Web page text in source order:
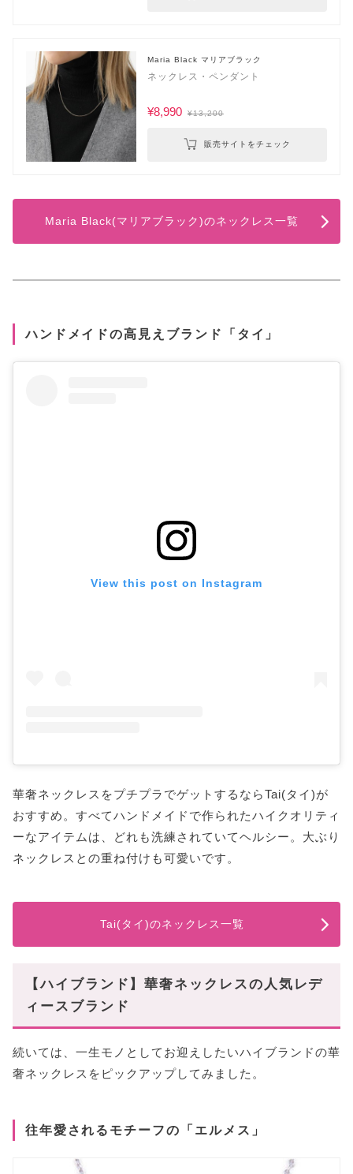
Maria Black マリアブラック
ネックレス・ペンダント
¥8,990 ¥13,200
販売サイトをチェック
Maria Black(マリアブラック)のネックレス一覧
ハンドメイドの高見えブランド「タイ」
View this post on Instagram
華奢ネックレスをプチプラでゲットするならTai(タイ)が
おすすめ。すべてハンドメイドで作られたハイクオリティ
ーなアイテムは、どれも洗練されていてヘルシー。大ぶり
ネックレスとの重ね付けも可愛いです。
Tai(タイ)のネックレス一覧
【ハイブランド】華奢ネックレスの人気レデ
ィースブランド
続いては、一生モノとしてお迎えしたいハイブランドの華
奢ネックレスをピックアップしてみました。
往年愛されるモチーフの「エルメス」